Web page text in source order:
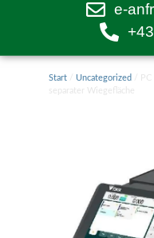
e-
Start/ Uncategorized / PC
separater Wiegefläche